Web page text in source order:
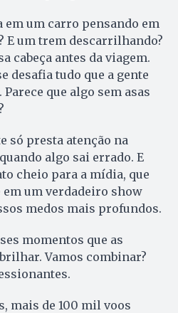
em um carro pensando em
E um trem descarrilhando?
cabeça antes da viagem.
desafia tudo que a gente
que algo sem asas
só presta atenção na
algo sai errado. E
cheio para a mídia, que
um verdadeiro show
medos mais profundos.
momentos que as
Vamos combinar?
mais de 100 mil voos